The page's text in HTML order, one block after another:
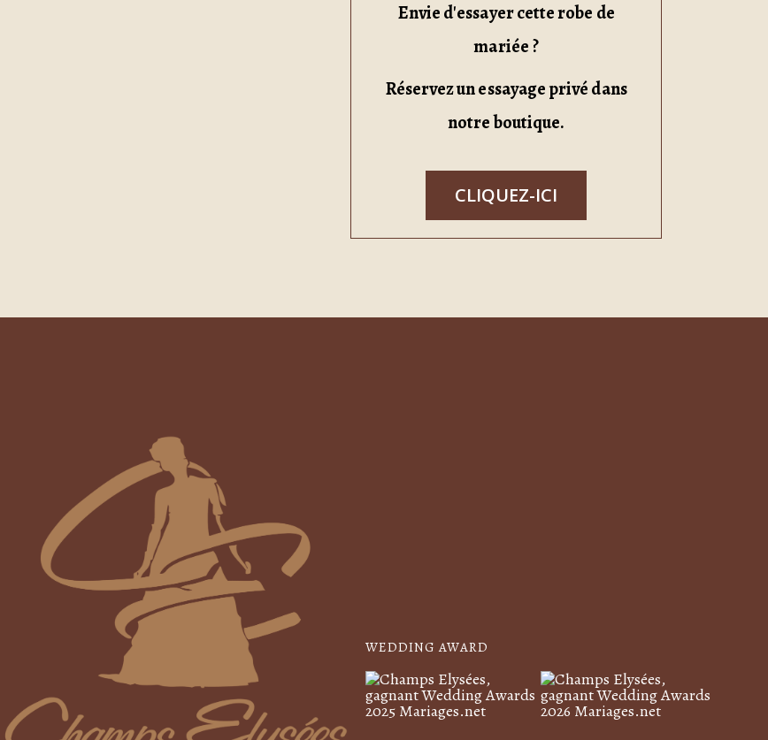
Envie d'essayer cette robe de
mariée ?
Réservez un essayage privé dans
notre boutique.
CLIQUEZ-ICI
WEDDING AWARD